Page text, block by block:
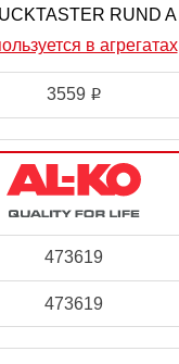
RUND A
в агрегатах
3559 i
473619
473619